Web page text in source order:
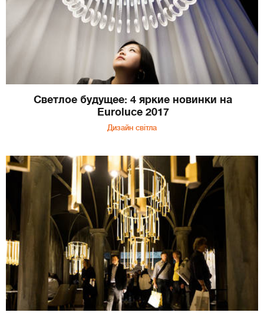
Светлое будущее: 4 яркие новинки на
Euroluce 2017
Дизайн світла